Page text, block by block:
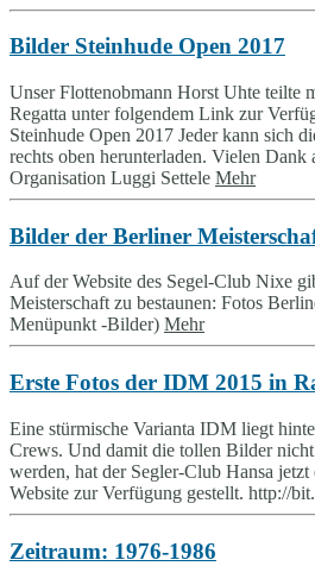
Bilder Steinhude Open 2017
Unser Flottenobmann Horst Uhte teilte
Regatta unter folgendem Link zur
Steinhude Open 2017 Jeder kann sich
rechts oben herunterladen. Vielen Dank
Organisation Luggi Settele Mehr
Bilder der Berliner
Auf der Website des Segel-Club Nixe
Meisterschaft zu bestaunen: Fotos
Menüpunkt -Bilder) Mehr
Erste Fotos der IDM 2015 in
Eine stürmische Varianta IDM liegt
Crews. Und damit die tollen Bilder nicht
werden, hat der Segler-Club Hansa
Website zur Verfügung gestellt.
Zeitraum: 1976-1986